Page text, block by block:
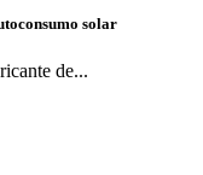
solar
de...